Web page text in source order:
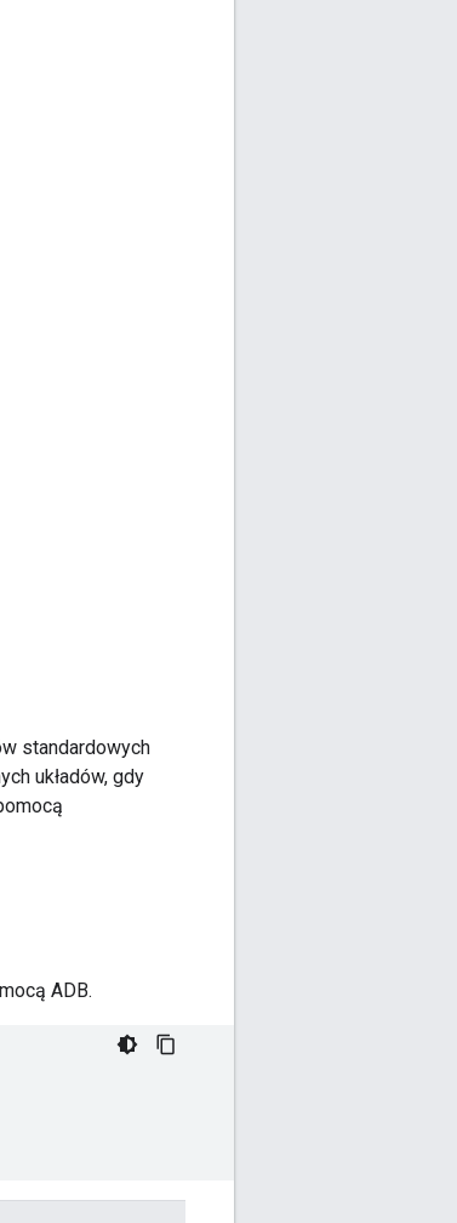
standardowych
układów, gdy
ADB.